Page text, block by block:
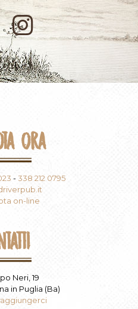
Ora
-338 212 0795
on-line
Neri, 19
in Puglia (Ba)